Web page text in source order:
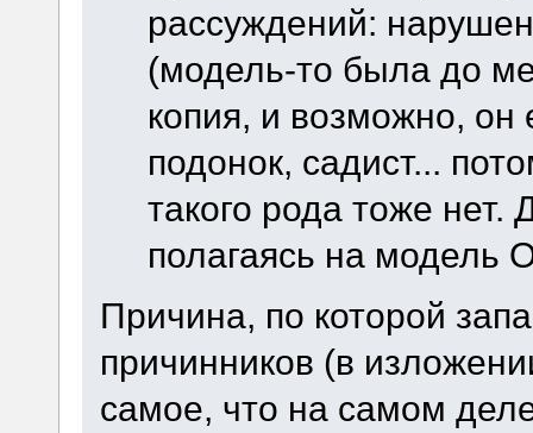
рассуждений:
(модель-то была до
копия, и возможно,
подонок, садист...
такого рода тоже нет.
полагаясь на модель
Причина, по которой
причинников (в
самое, что на самом